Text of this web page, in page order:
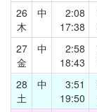
26
木
中
2:08
17:38
27
金
中
2:58
18:43
28
土
中
3:51
19:50